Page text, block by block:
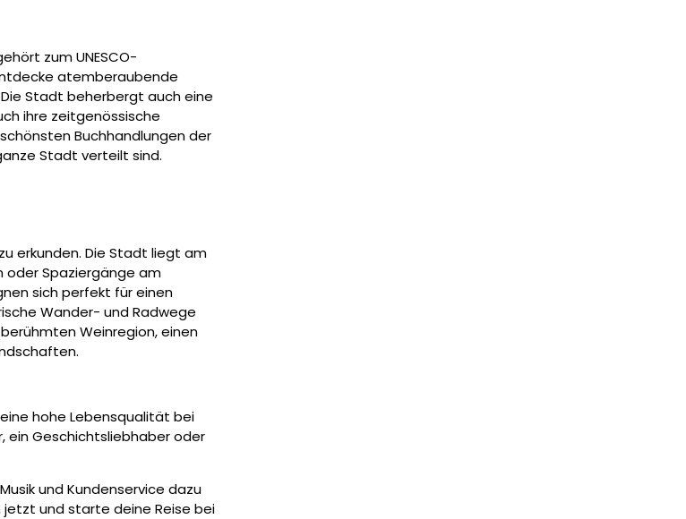
zum UNESCO-
atemberaubende
Stadt beherbergt auch eine
ihre zeitgenössische
Buchhandlungen der
Stadt verteilt sind.
erkunden. Die Stadt liegt am
oder Spaziergänge am
sich perfekt für einen
Wander- und Radwege
Weinregion, einen
hohe Lebensqualität bei
ein Geschichtsliebhaber oder
und Kundenservice dazu
und starte deine Reise bei